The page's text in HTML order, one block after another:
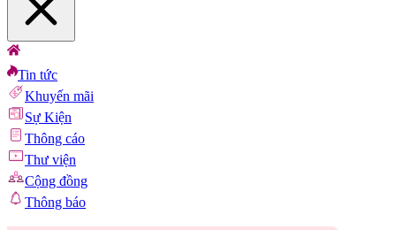
Tin tức
Khuyến mãi
Sự Kiện
Thông cáo
Thư viện
Cộng đồng
Thông báo